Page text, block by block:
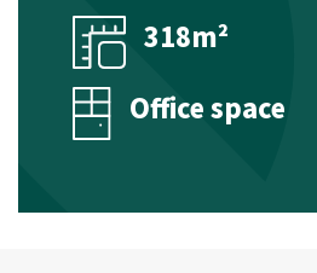
Listings
Sales listings
Rental listings
318m²
Office space